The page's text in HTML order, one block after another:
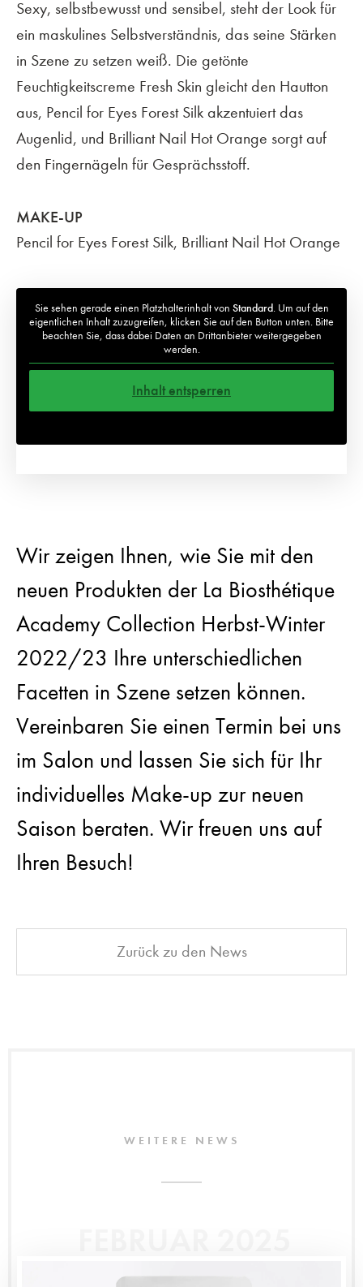
Sexy, selbstbewusst und sensibel, steht der Look für
ein maskulines Selbstverständnis, das seine Stärken
in Szene zu setzen weiß. Die getönte
Feuchtigkeitscreme Fresh Skin gleicht den Hautton
aus, Pencil for Eyes Forest Silk akzentuiert das
Augenlid, und Brilliant Nail Hot Orange sorgt auf
den Fingernägeln für Gesprächsstoff.
MAKE-UP
Pencil for Eyes Forest Silk, Brilliant Nail Hot Orange
Sie sehen gerade einen Platzhalterinhalt von Standard. Um auf den
eigentlichen Inhalt zuzugreifen, klicken Sie auf den Button unten. Bitte
beachten Sie, dass dabei Daten an Drittanbieter weitergegeben
werden.
Inhalt entsperren
Wir zeigen Ihnen, wie Sie mit den
neuen Produkten der La Biosthétique
Academy Collection Herbst-Winter
2022/23 Ihre unterschiedlichen
Facetten in Szene setzen können.
Vereinbaren Sie einen Termin bei uns
im Salon und lassen Sie sich für Ihr
individuelles Make-up zur neuen
Saison beraten. Wir freuen uns auf
Ihren Besuch!
Zurück zu den News
WEITERE NEWS